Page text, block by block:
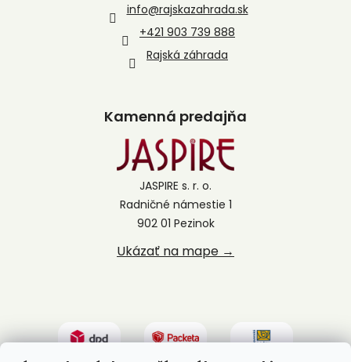
info@rajskazahrada.sk
+421 903 739 888
Rajská záhrada
Kamenná predajňa
JASPIRE s. r. o.
Radničné námestie 1
902 01 Pezinok
Ukázať na mape →